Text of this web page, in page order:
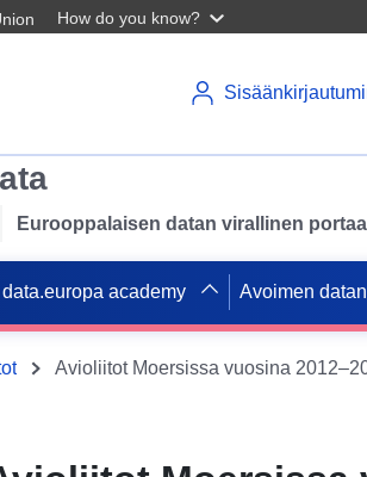
How do you know?
Eurooppalaisen datan virallinen
data.europa academy Avoimen
Avioliitot Moersissa vuosina